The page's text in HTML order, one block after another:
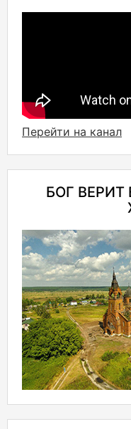
Перейти на канал
БОГ ВЕРИТ